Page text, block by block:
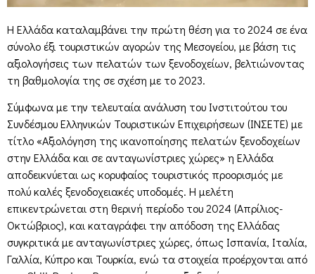
Η Ελλάδα καταλαμβάνει την πρώτη θέση για το 2024 σε ένα
σύνολο έξι τουριστικών αγορών της Μεσογείου, με βάση τις
αξιολογήσεις των πελατών των ξενοδοχείων, βελτιώνοντας
τη βαθμολογία της σε σχέση με το 2023.
Σύμφωνα με την τελευταία ανάλυση του Ινστιτούτου του
Συνδέσμου Ελληνικών Τουριστικών Επιχειρήσεων (ΙΝΣΕΤΕ) με
τίτλο «Αξιολόγηση της ικανοποίησης πελατών ξενοδοχείων
στην Ελλάδα και σε ανταγωνίστριες χώρες» η Ελλάδα
αποδεικνύεται ως κορυφαίος τουριστικός προορισμός με
πολύ καλές ξενοδοχειακές υποδομές. Η μελέτη
επικεντρώνεται στη θερινή περίοδο του 2024 (Απρίλιος-
Οκτώβριος), και καταγράφει την απόδοση της Ελλάδας
συγκριτικά με ανταγωνίστριες χώρες, όπως Ισπανία, Ιταλία,
Γαλλία, Κύπρο και Τουρκία, ενώ τα στοιχεία προέρχονται από